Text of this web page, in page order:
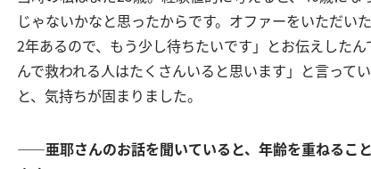
じゃないかなと思ったからです。オファーをいただい
2年あるので、もう少し待ちたいです」とお伝えした
んで救われる人はたくさんいると思います」と言って
と、気持ちが固まりました。
――亜耶さんのお話を聞いていると、年齢を重ねるこ